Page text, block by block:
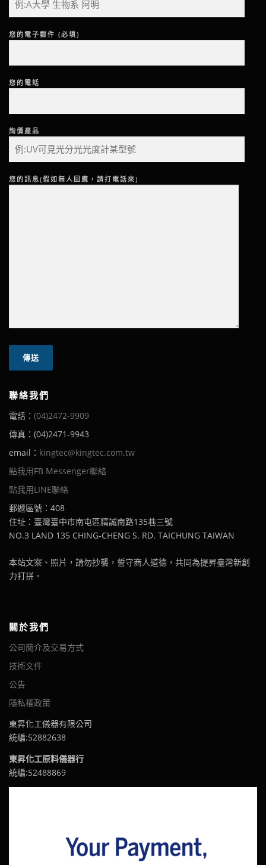
您的電子郵件 (必填)
您的電話
詢價產品
您的訊息(假如無人回應，請打電話來)
聯絡我們
電話： (04)2472-9909
傳真：(04)2471-9943
email： kingtec@kingtec.com.tw
點我用FB Messenger聯絡
點我用LINE聯絡
郵遞區號：408
住址：臺灣臺中市南屯區精誠南路135巷三號
NO.3 LAND 135 CHING-CHENG S. RD. TAICHUNG TAIWAN
本站文案、照片，請勿抄襲，誓守商人道德，共同為提昇臺灣新創
力打拼。
關於我們
公司簡介及交易方式
技術文件
公告
隱私權政策
東昇化工儀器有限公司
統編:52882638
東昇化工原料儀器行
統編:52488869